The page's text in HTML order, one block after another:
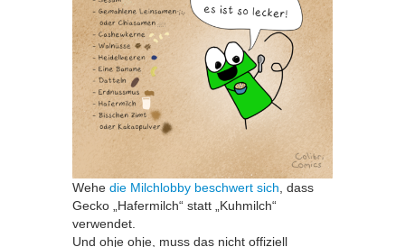
Wehe die Milchlobby beschwert sich , dass
Gecko „Hafermilch“ statt „Kuhmilch“
verwendet.
Und ohje ohje, muss das nicht offiziell